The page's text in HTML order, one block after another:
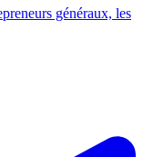
généraux, les